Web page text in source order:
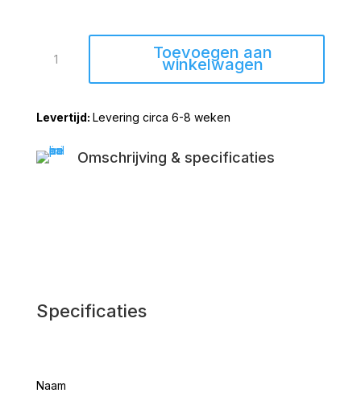
Weaver
Microleder
|
Anker
Toevoegen aan
winkelwagen
Levering circa 6-8 weken
Omschrijving & specificaties
Specificaties
Naam